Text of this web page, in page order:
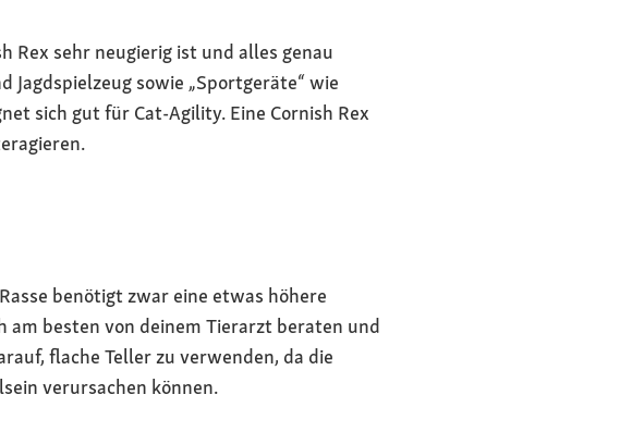
Rex sehr neugierig ist und alles genau
Jagdspielzeug sowie „Sportgeräte“ wie
sich gut für Cat-Agility. Eine Cornish Rex
benötigt zwar eine etwas höhere
am besten von deinem Tierarzt beraten und
flache Teller zu verwenden, da die
verursachen können.